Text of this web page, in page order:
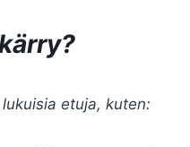
etuja, kuten: